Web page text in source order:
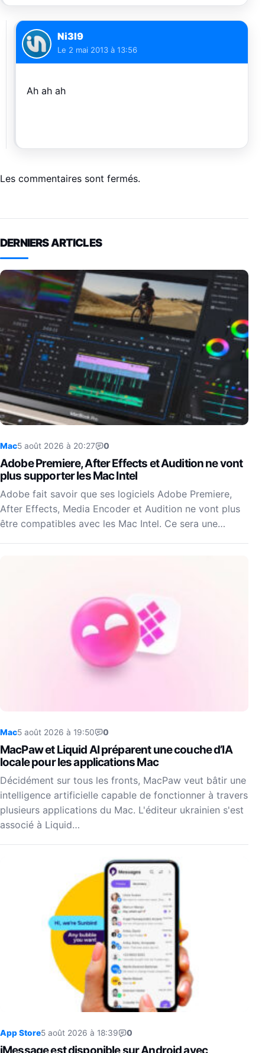
Ni3l9
Le 2 mai 2013 à 13:56
Ah ah ah
Les commentaires sont fermés.
DERNIERS ARTICLES
Mac5 août 2026 à 20:27 0
Adobe Premiere, After Effects et Audition ne vont
plus supporter les Mac Intel
Adobe fait savoir que ses logiciels Adobe Premiere,
After Effects, Media Encoder et Audition ne vont plus
être compatibles avec les Mac Intel. Ce sera une…
Mac5 août 2026 à 19:50 0
MacPaw et Liquid AI préparent une couche d’IA
locale pour les applications Mac
Décidément sur tous les fronts, MacPaw veut bâtir une
intelligence artificielle capable de fonctionner à travers
plusieurs applications du Mac. L'éditeur ukrainien s'est
associé à Liquid…
App Store5 août 2026 à 18:39 0